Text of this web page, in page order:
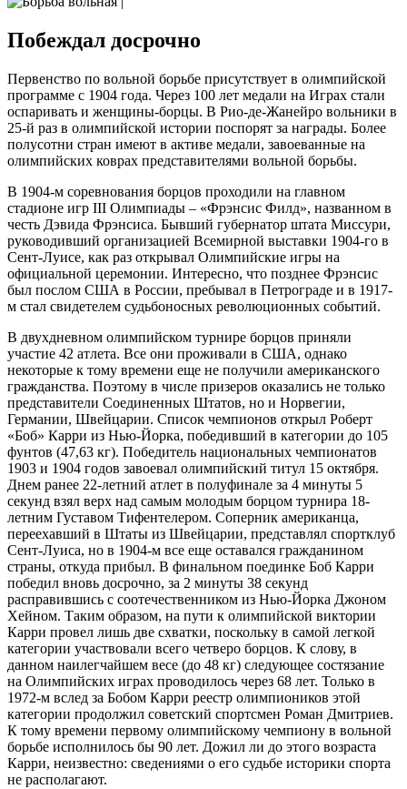
Побеждал досрочно
Первенство по вольной борьбе присутствует в олимпийской
программе с 1904 года. Через 100 лет медали на Играх стали
оспаривать и женщины-борцы. В Рио-де-Жанейро вольники в
25-й раз в олимпийской истории поспорят за награды. Более
полусотни стран имеют в активе медали, завоеванные на
олимпийских коврах представителями вольной борьбы.
В 1904-м соревнования борцов проходили на главном
стадионе игр III Олимпиады – «Фрэнсис Филд», названном в
честь Дэвида Фрэнсиса. Бывший губернатор штата Миссури,
руководивший организацией Всемирной выставки 1904-го в
Сент-Луисе, как раз открывал Олимпийские игры на
официальной церемонии. Интересно, что позднее Фрэнсис
был послом США в России, пребывал в Петрограде и в 1917-
м стал свидетелем судьбоносных революционных событий.
В двухдневном олимпийском турнире борцов приняли
участие 42 атлета. Все они проживали в США, однако
некоторые к тому времени еще не получили американского
гражданства. Поэтому в числе призеров оказались не только
представители Соединенных Штатов, но и Норвегии,
Германии, Швейцарии. Список чемпионов открыл Роберт
«Боб» Карри из Нью-Йорка, победивший в категории до 105
фунтов (47,63 кг). Победитель национальных чемпионатов
1903 и 1904 годов завоевал олимпийский титул 15 октября.
Днем ранее 22-летний атлет в полуфинале за 4 минуты 5
секунд взял верх над самым молодым борцом турнира 18-
летним Густавом Тифентелером. Соперник американца,
переехавший в Штаты из Швейцарии, представлял спортклуб
Сент-Луиса, но в 1904-м все еще оставался гражданином
страны, откуда прибыл. В финальном поединке Боб Карри
победил вновь досрочно, за 2 минуты 38 секунд
расправившись с соотечественником из Нью-Йорка Джоном
Хейном. Таким образом, на пути к олимпийской виктории
Карри провел лишь две схватки, поскольку в самой легкой
категории участвовали всего четверо борцов. К слову, в
данном наилегчайшем весе (до 48 кг) следующее состязание
на Олимпийских играх проводилось через 68 лет. Только в
1972-м вслед за Бобом Карри реестр олимпиоников этой
категории продолжил советский спортсмен Роман Дмитриев.
К тому времени первому олимпийскому чемпиону в вольной
борьбе исполнилось бы 90 лет. Дожил ли до этого возраста
Карри, неизвестно: сведениями о его судьбе историки спорта
не располагают.